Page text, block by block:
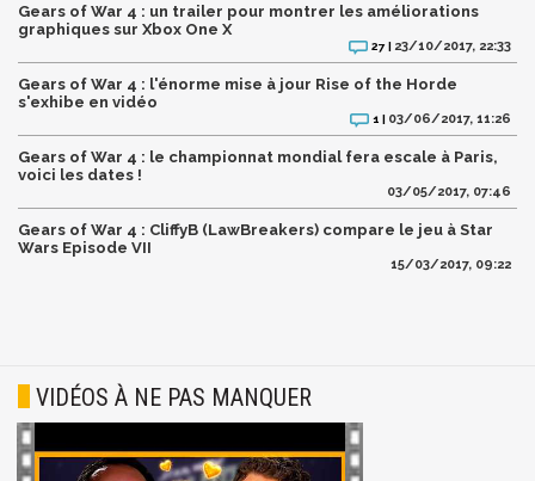
Gears of War 4 : un trailer pour montrer les améliorations
graphiques sur Xbox One X
27 | 23/10/2017, 22:33
Gears of War 4 : l'énorme mise à jour Rise of the Horde
s'exhibe en vidéo
1 | 03/06/2017, 11:26
Gears of War 4 : le championnat mondial fera escale à Paris,
voici les dates !
03/05/2017, 07:46
Gears of War 4 : CliffyB (LawBreakers) compare le jeu à Star
Wars Episode VII
15/03/2017, 09:22
VIDÉOS À NE PAS MANQUER